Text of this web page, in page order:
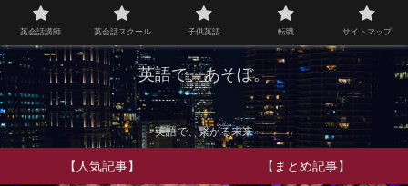
英語で、あそぼ。
～英語で、繋がる未来～
【人気記事】 【まとめ記事】
英会話講師 英会話スクール 子供英語 転職 サイトマップ